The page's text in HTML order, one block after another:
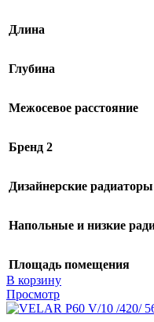
Длина
Глубина
Межосевое расстояние
Бренд 2
Дизайнерские радиаторы
Напольные и низкие
Площадь помещения
В корзину
Просмотр